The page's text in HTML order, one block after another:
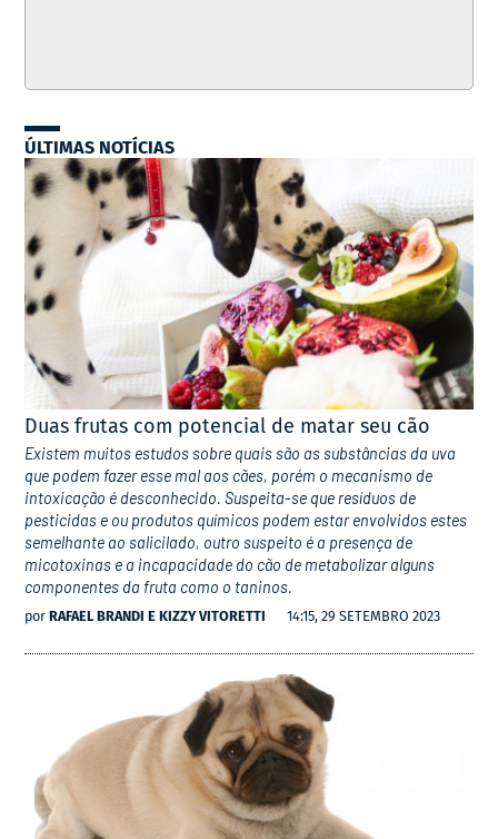
ÚLTIMAS NOTÍCIAS
Duas frutas com potencial de matar seu cão
Existem muitos estudos sobre quais são as substâncias da uva
que podem fazer esse mal aos cães, porém o mecanismo de
intoxicação é desconhecido. Suspeita-se que resíduos de
pesticidas e ou produtos químicos podem estar envolvidos estes
semelhante ao salicilado, outro suspeito é a presença de
micotoxinas e a incapacidade do cão de metabolizar alguns
componentes da fruta como o taninos.
por RAFAEL BRANDI E KIZZY VITORETTI 14:15, 29 SETEMBRO 2023